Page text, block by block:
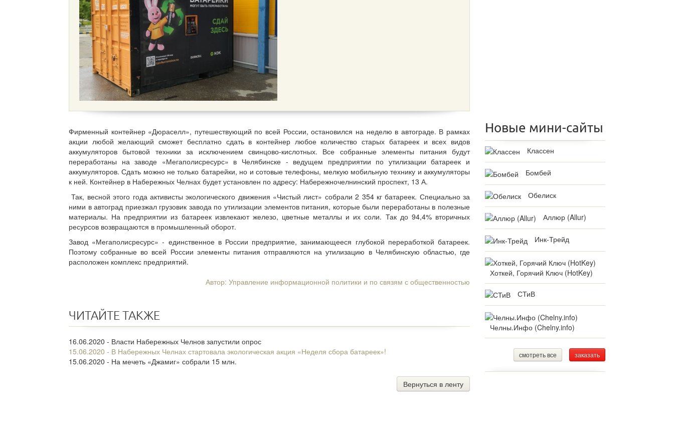
Фирменный контейнер «Дюраселл», путешествующий по всей России, остановился на неделю в автограде. В рамках
акции любой желающий сможет бесплатно сдать в контейнер любое количество старых батареек и всех видов
аккумуляторов бытовой техники за исключением свинцово-кислотных. Все собранные элементы питания будут
переработаны на заводе «Мегаполисресурс» в Челябинске - ведущем предприятии по утилизации батареек и
аккумуляторов. Сдать можно не только батарейки, но и сотовые телефоны, мелкую мобильную технику и аккумуляторы
к ней. Контейнер в Набережных Челнах будет установлен по адресу: Набережночелнинский проспект, 13 А.
Так, весной этого года активисты экологического движения «Чистый лист» собрали 2 354 кг батареек. Специально за
ними в автоград приезжал грузовик завода по утилизации элементов питания, которые были переработаны в полезные
материалы. На предприятии из батареек извлекают железо, цветные металлы и их соли. Так до 94,4% вторичных
ресурсов возвращаются в промышленный оборот.
Завод «Мегаполисресурс» - единственное в России предприятие, занимающееся глубокой переработкой батареек.
Поэтому собранные во всей России элементы питания отправляются на утилизацию в Челябинскую областью, где
расположен комплекс предприятий.
Автор: Управление информационной политики и по связям с общественностью
ЧИТАЙТЕ ТАКЖЕ
16.06.2020 - Власти Набережных Челнов запустили опрос
15.06.2020 - В Набережных Челнах стартовала экологическая акция «Неделя сбора батареек»!
15.06.2020 - На мечеть «Джамиг» собрали 15 млн.
Вернуться в ленту
Новые мини-сайты
Классен
Бомбей
Обелиск
Аллюр (Allur)
Инк-Трейд
Хоткей, Горячий Ключ (HotKey)
СТиВ
Челны.Инфо (Chelny.info)
смотреть все заказать